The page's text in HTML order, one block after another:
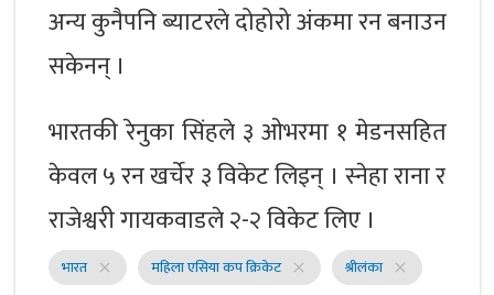
अन्य कुनैपनि ब्याटरले दोहोरो अंकमा रन बनाउन
सकेनन् ।
भारतकी रेनुका सिंहले ३ ओभरमा १ मेडनसहित
केवल ५ रन खर्चेर ३ विकेट लिइन् । स्नेहा राना र
राजेश्वरी गायकवाडले २-२ विकेट लिए ।
भारत close महिला एसिया कप क्रिकेट close श्रीलंका close